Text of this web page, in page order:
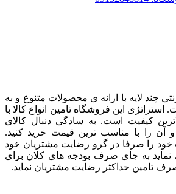
چند لایه با ارائه ی محصولات متنوع و به
این فروشگاه تامین انواع کالا با
کیفیت است. به سادگی دنبال کالای
آن را با مناسب ترین قیمت خرید کنید.
را صرفا در گرو رضایت مشتریان خود
به جای صرف بودجه های کلان برای
تامین حداکثر رضایت مشتریان نماید‌.